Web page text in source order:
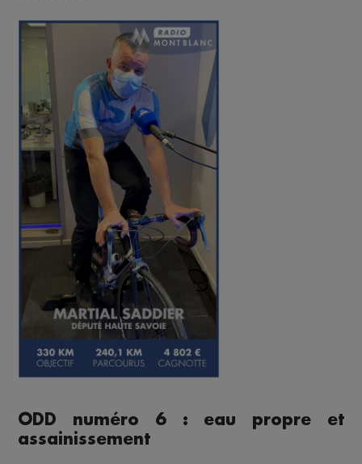
ODD numéro 6 : eau propre et
assainissement